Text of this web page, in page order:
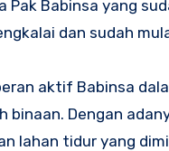
Pak Babinsa yang
dan sudah
aktif Babinsa
Dengan
lahan tidur yang